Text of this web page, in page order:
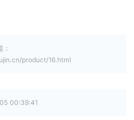
product/16.html
00:39:41